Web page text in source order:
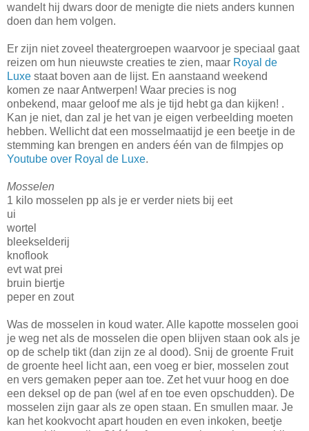
wandelt hij dwars door de menigte die niets anders kunnen
doen dan hem volgen.
Er zijn niet zoveel theatergroepen waarvoor je speciaal gaat
reizen om hun nieuwste creaties te zien, maar Royal de
Luxe staat boven aan de lijst. En aanstaand weekend
komen ze naar Antwerpen! Waar precies is nog
onbekend, maar geloof me als je tijd hebt ga dan kijken! .
Kan je niet, dan zal je het van je eigen verbeelding moeten
hebben. Wellicht dat een mosselmaatijd je een beetje in de
stemming kan brengen en anders één van de filmpjes op
Youtube over Royal de Luxe.
Mosselen
1 kilo mosselen pp als je er verder niets bij eet
ui
wortel
bleekselderij
knoflook
evt wat prei
bruin biertje
peper en zout
Was de mosselen in koud water. Alle kapotte mosselen gooi
je weg net als de mosselen die open blijven staan ook als je
op de schelp tikt (dan zijn ze al dood). Snij de groente Fruit
de groente heel licht aan, een voeg er bier, mosselen zout
en vers gemaken peper aan toe. Zet het vuur hoog en doe
een deksel op de pan (wel af en toe even opschudden). De
mosselen zijn gaar als ze open staan. En smullen maar. Je
kan het kookvocht apart houden en even inkoken, beetje